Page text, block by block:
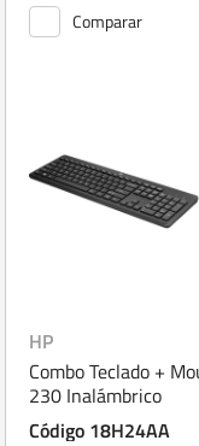
Comparar
HP
Combo Teclado +
230 Inalámbrico
Código 18H24AA